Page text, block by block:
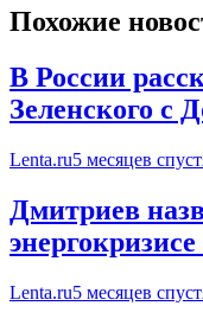
Похожие
В России
Зеленского с
Lenta.ru5 месяцев
Дмитриев
Lenta.ru5 месяцев